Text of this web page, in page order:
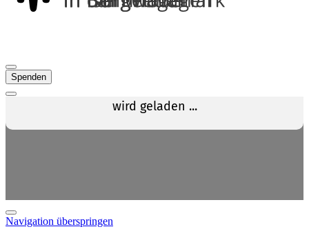
Spenden
Navigation überspringen